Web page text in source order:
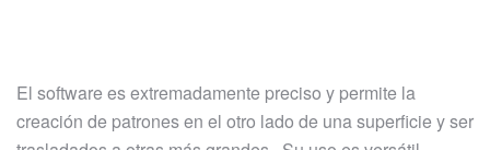
El software es extremadamente preciso y permite la
creación de patrones en el otro lado de una superficie y ser